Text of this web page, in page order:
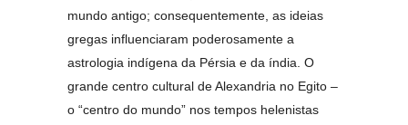
mundo antigo; consequentemente, as ideias
gregas influenciaram poderosamente a
astrologia indígena da Pérsia e da índia. O
grande centro cultural de Alexandria no Egito –
o “centro do mundo” nos tempos helenistas